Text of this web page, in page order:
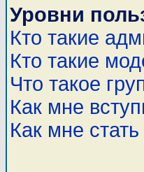
Уровни
Кто такие
Кто такие
Что такое
Как мне
Как мне